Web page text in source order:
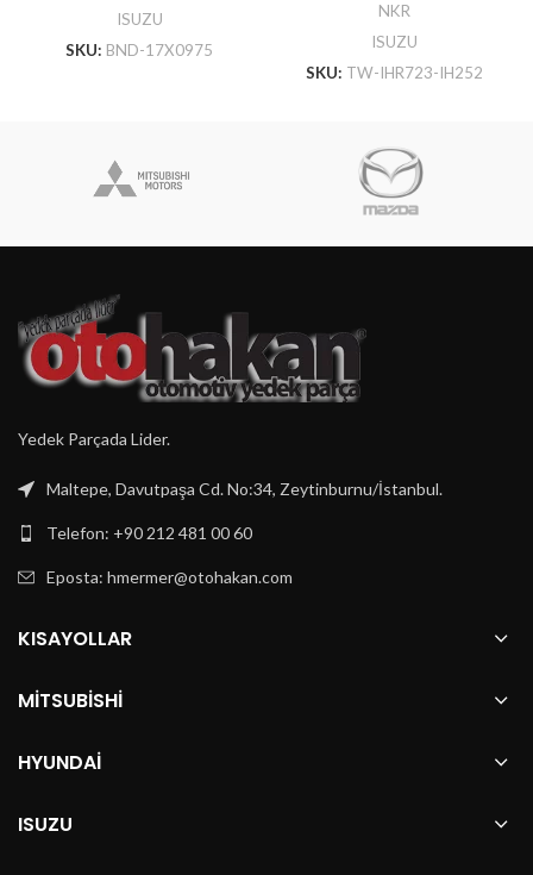
ISUZU
SKU: BND-17X0975
NKR
ISUZU
SKU: TW-IHR723-IH252
Yedek Parçada Lider.
Maltepe, Davutpaşa Cd. No:34, Zeytinburnu/İstanbul.
Telefon: +90 212 481 00 60
Eposta: hmermer@otohakan.com
KISAYOLLAR
MITSUBISHI
HYUNDAI
ISUZU